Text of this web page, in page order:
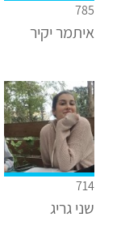
785
איתמר יקיר
714
שני גריג